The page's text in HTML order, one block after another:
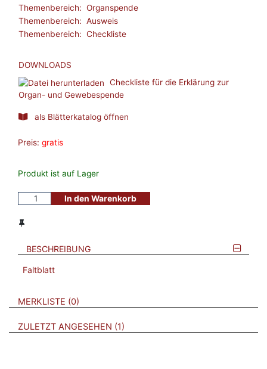
Themenbereich: Organspende
Themenbereich: Ausweis
Themenbereich: Checkliste
DOWNLOADS
Checkliste für die Erklärung zur
Organ- und Gewebespende
als Blätterkatalog öffnen
Preis: gratis
Produkt ist auf Lager
In den Warenkorb
BESCHREIBUNG
Faltblatt
VERWEISE AUF VERMERKTE- ODER ZULETZT ANGESEHENE
MERKLISTE 0 BROSCHÜREN
ZULETZT ANGESEHEN 1 BROSCHÜREN